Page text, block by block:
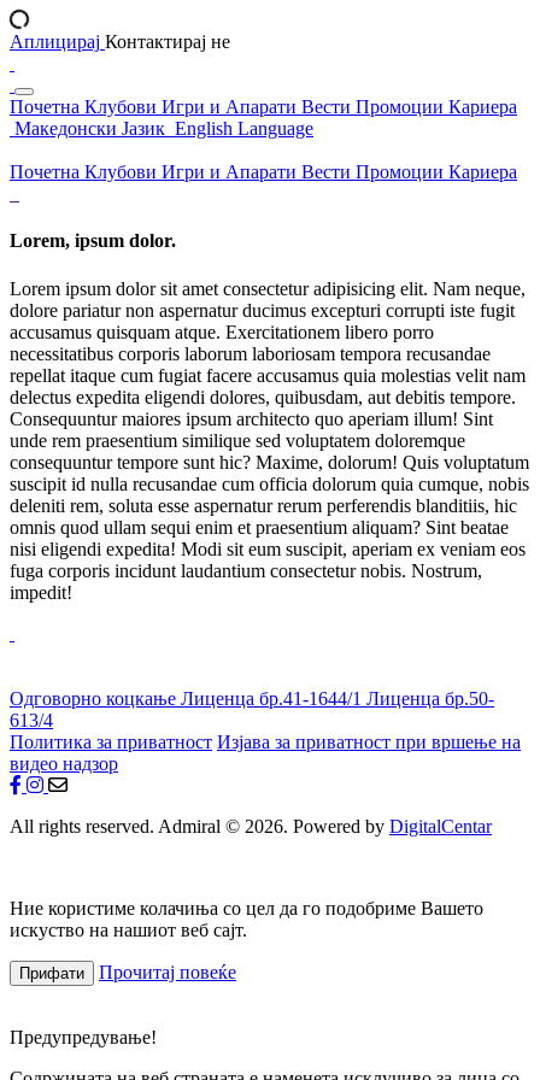
Аплицирај Контактирај не
Почетна Клубови Игри и Апарати Вести Промоции Кариера
Македонски Јазик English Language
Почетна Клубови Игри и Апарати Вести Промоции Кариера
Lorem, ipsum dolor.
Lorem ipsum dolor sit amet consectetur adipisicing elit. Nam neque,
dolore pariatur non aspernatur ducimus excepturi corrupti iste fugit
accusamus quisquam atque. Exercitationem libero porro
necessitatibus corporis laborum laboriosam tempora recusandae
repellat itaque cum fugiat facere accusamus quia molestias velit nam
delectus expedita eligendi dolores, quibusdam, aut debitis tempore.
Consequuntur maiores ipsum architecto quo aperiam illum! Sint
unde rem praesentium similique sed voluptatem doloremque
consequuntur tempore sunt hic? Maxime, dolorum! Quis voluptatum
suscipit id nulla recusandae cum officia dolorum quia cumque, nobis
deleniti rem, soluta esse aspernatur rerum perferendis blanditiis, hic
omnis quod ullam sequi enim et praesentium aliquam? Sint beatae
nisi eligendi expedita! Modi sit eum suscipit, aperiam ex veniam eos
fuga corporis incidunt laudantium consectetur nobis. Nostrum,
impedit!
Одговорно коцкање Лиценца бр.41-1644/1 Лиценца бр.50-
613/4
Политика за приватност Изјава за приватност при вршење на
видео надзор
All rights reserved. Admiral © 2026. Powered by DigitalCentar
Ние користиме колачиња со цел да го подобриме Вашето
искуство на нашиот веб сајт.
Прифати Прочитај повеќе
Предупредување!